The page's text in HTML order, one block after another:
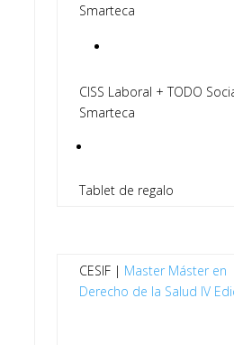
Smarteca
CISS Laboral + TODO
Smarteca
Tablet de regalo
CESIF | Master Máster en
Derecho de la Salud IV